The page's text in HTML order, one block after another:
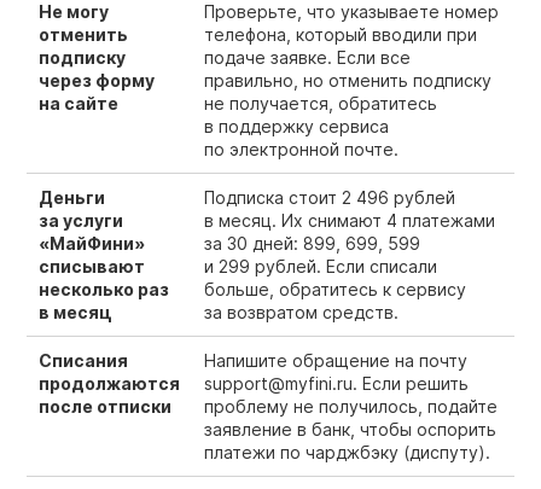
Не могу
отменить
подписку
через форму
на сайте
Проверьте, что указываете номер
телефона, который вводили при
подаче заявке. Если все
правильно, но отменить подписку
не получается, обратитесь
в поддержку сервиса
по электронной почте.
Деньги
за услуги
«МайФини»
списывают
несколько раз
в месяц
Подписка стоит 2 496 рублей
в месяц. Их снимают 4 платежами
за 30 дней: 899, 699, 599
и 299 рублей. Если списали
больше, обратитесь к сервису
за возвратом средств.
Списания
продолжаются
после отписки
Напишите обращение на почту
support@myfini.ru. Если решить
проблему не получилось, подайте
заявление в банк, чтобы оспорить
платежи по чарджбэку (диспуту).